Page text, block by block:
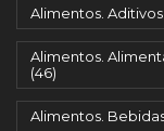
Alimentos.
Alimentos.
(46)
Alimentos.